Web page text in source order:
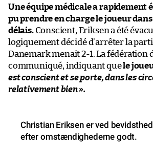
Une équipe médicale a rapidement
pu prendre en charge le joueur
délais.Conscient, Eriksen a été
logiquement décidé d’arrêter la
Danemark menait 2-1. La fédération
communiqué, indiquant quele
est conscient et se porte, dans les
relativement bien».
Christian Eriksen er ved
efter omstændighederne godt.